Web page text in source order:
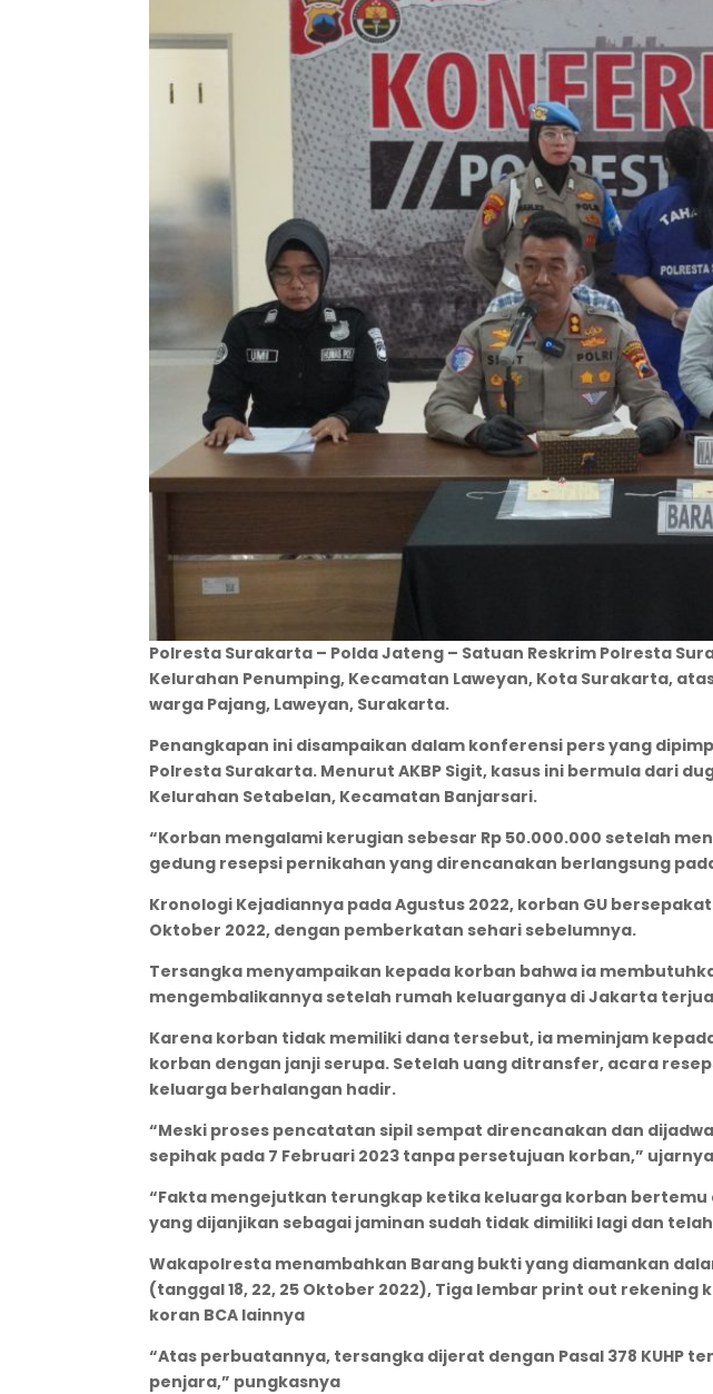
Polresta Surakarta – Polda Jateng – Satuan Reskrim Polresta
Kelurahan Penumping, Kecamatan Laweyan, Kota Surakarta,
warga Pajang, Laweyan, Surakarta.
Penangkapan ini disampaikan dalam konferensi pers yang
Polresta Surakarta. Menurut AKBP Sigit, kasus ini bermula dari
Kelurahan Setabelan, Kecamatan Banjarsari.
“Korban mengalami kerugian sebesar Rp 50.000.000 setelah
gedung resepsi pernikahan yang direncanakan berlangsung
Kronologi Kejadiannya pada Agustus 2022, korban GU
Oktober 2022, dengan pemberkatan sehari sebelumnya.
Tersangka menyampaikan kepada korban bahwa ia
mengembalikannya setelah rumah keluarganya di Jakarta
Karena korban tidak memiliki dana tersebut, ia meminjam
korban dengan janji serupa. Setelah uang ditransfer, acara
keluarga berhalangan hadir.
“Meski proses pencatatan sipil sempat direncanakan dan
sepihak pada 7 Februari 2023 tanpa persetujuan korban,” ujarnya
“Fakta mengejutkan terungkap ketika keluarga korban
yang dijanjikan sebagai jaminan sudah tidak dimiliki lagi dan
Wakapolresta menambahkan Barang bukti yang diamankan
(tanggal 18, 22, 25 Oktober 2022), Tiga lembar print out
koran BCA lainnya
“Atas perbuatannya, tersangka dijerat dengan Pasal 378 KUHP
penjara,” pungkasnya